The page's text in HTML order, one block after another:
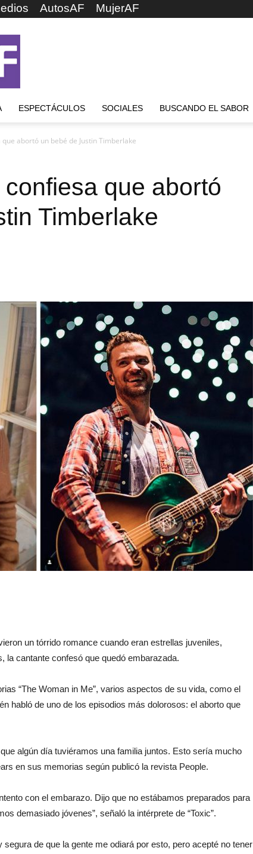
AutosAF MujerAF
ESPECTÁCULOS SOCIALES BUSCANDO EL SABOR
abortó un bebé de Justin Timberlake
que abortó
Timberlake
un tórrido romance cuando eran estrellas juveniles,
la cantante confesó que quedó embarazada.
“The Woman in Me”, varios aspectos de su vida, como el
habló de uno de los episodios más dolorosos: el aborto que
algún día tuviéramos una familia juntos. Esto sería mucho
en sus memorias según publicó la revista People.
con el embarazo. Dijo que no estábamos preparados para
demasiado jóvenes”, señaló la intérprete de “Toxic”.
de que la gente me odiará por esto, pero acepté no tener